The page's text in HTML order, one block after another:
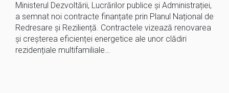
Ministerul Dezvoltării, Lucrărilor publice și Administrației,
a semnat noi contracte finanțate prin Planul Național de
Redresare și Reziliență. Contractele vizează renovarea
și creșterea eficienței energetice ale unor clădiri
rezidențiale multifamiliale…